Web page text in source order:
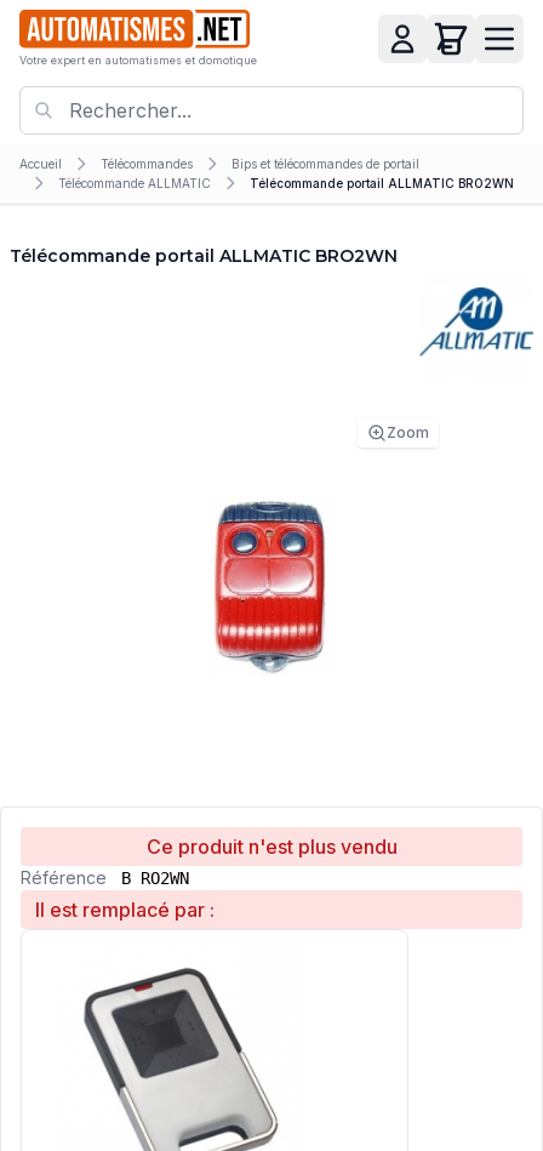
Votre expert en automatismes et domotique
Accueil Télécommandes
Bips et télécommandes de portail
Télécommande ALLMATIC
Télécommande portail ALLMATIC BRO2WN
Télécommande portail ALLMATIC BRO2WN
Zoom
Ce produit n'est plus vendu
Référence B RO2WN
Il est remplacé par :